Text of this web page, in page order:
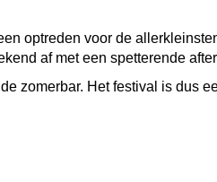
optreden voor de
af met een spetterende
zomerbar. Het festival is dus